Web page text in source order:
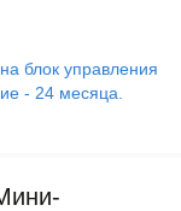
блок управления
- 24 месяца.